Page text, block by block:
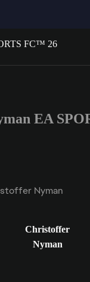
3 Zeichen
EA
Nyman
Christoffer
Nyman